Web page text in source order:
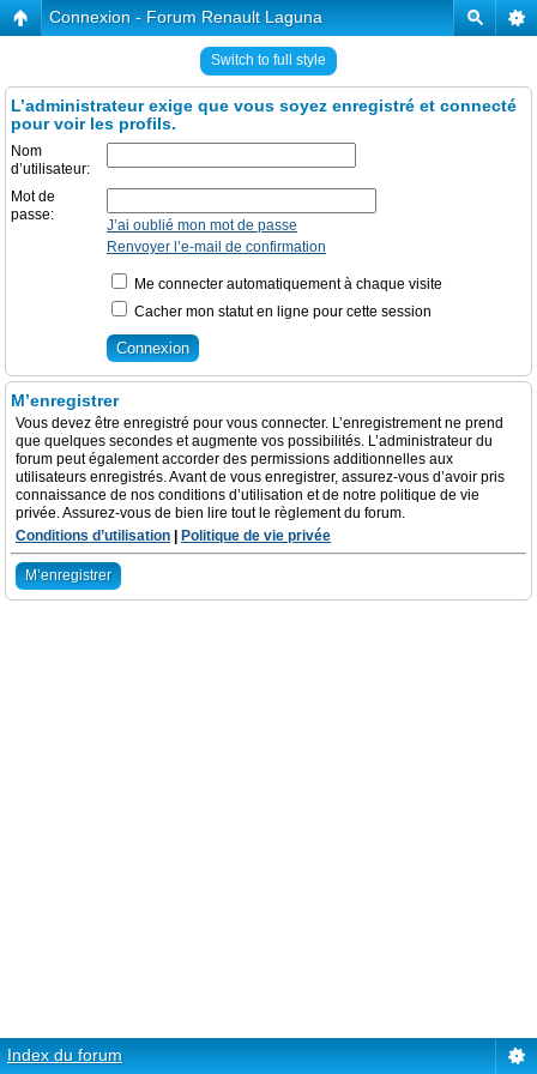
Connexion - Forum Renault Laguna
Switch to full style
L’administrateur exige que vous soyez enregistré et connecté
pour voir les profils.
Nom
d’utilisateur:
Mot de
passe:
J’ai oublié mon mot de passe
Renvoyer l’e-mail de confirmation
Me connecter automatiquement à chaque visite
Cacher mon statut en ligne pour cette session
M’enregistrer
Vous devez être enregistré pour vous connecter. L’enregistrement ne prend
que quelques secondes et augmente vos possibilités. L’administrateur du
forum peut également accorder des permissions additionnelles aux
utilisateurs enregistrés. Avant de vous enregistrer, assurez-vous d’avoir pris
connaissance de nos conditions d’utilisation et de notre politique de vie
privée. Assurez-vous de bien lire tout le règlement du forum.
Conditions d’utilisation
Politique de vie privée
M’enregistrer
Index du forum